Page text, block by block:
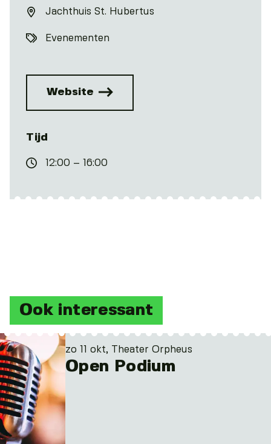
Jachthuis St. Hubertus
Evenementen
Website
Tijd
12:00 – 16:00
Ook interessant
zo 11 okt, Theater Orpheus
Open Podium